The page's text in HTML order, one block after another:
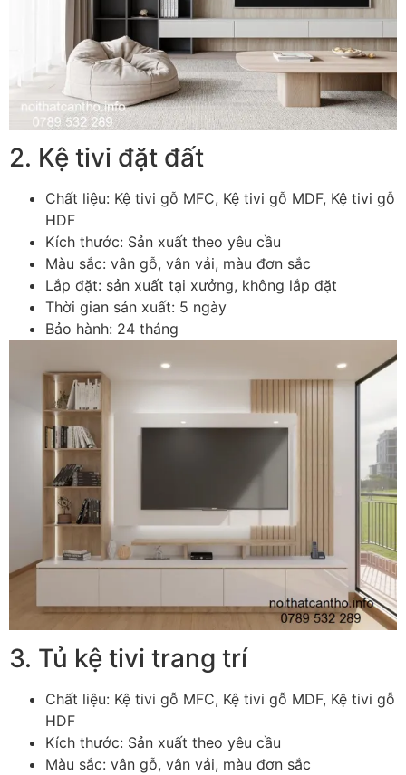
2. Kệ tivi đặt đất
Chất liệu: Kệ tivi gỗ MFC, Kệ tivi gỗ MDF, Kệ tivi gỗ
HDF
Kích thước: Sản xuất theo yêu cầu
Màu sắc: vân gỗ, vân vải, màu đơn sắc
Lắp đặt: sản xuất tại xưởng, không lắp đặt
Thời gian sản xuất: 5 ngày
Bảo hành: 24 tháng
3. Tủ kệ tivi trang trí
Chất liệu: Kệ tivi gỗ MFC, Kệ tivi gỗ MDF, Kệ tivi gỗ
HDF
Kích thước: Sản xuất theo yêu cầu
Màu sắc: vân gỗ, vân vải, màu đơn sắc